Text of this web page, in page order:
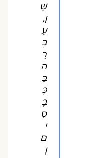
שֵׁ
ן,
עָ
בְ
רָ
ה
בַּ
כְּ
בָ
סִ
ם